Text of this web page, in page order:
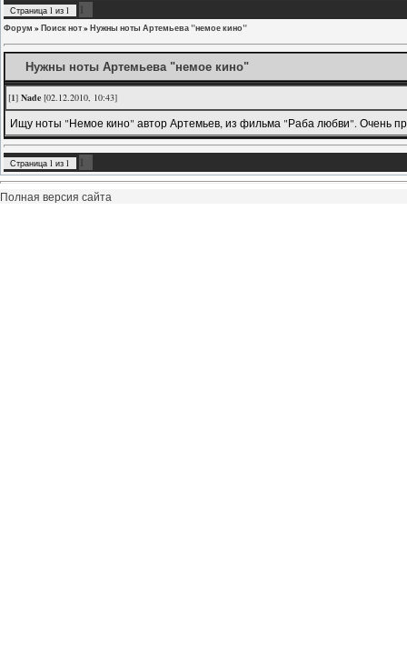
Страница 1 из 1 1
Форум »Поиск нот»Нужны ноты Артемьева "немое кино"
Нужны ноты Артемьева "немое кино"
[1] Nade [02.12.2010, 10:43]
Ищу ноты "Немое кино" автор Артемьев, из фильма "Раба любви". Очень
Страница 1 из 1 1
Полная версия сайта